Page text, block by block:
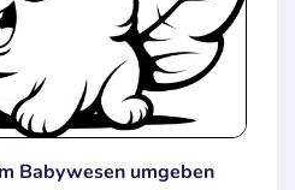
Babywesen umgeben